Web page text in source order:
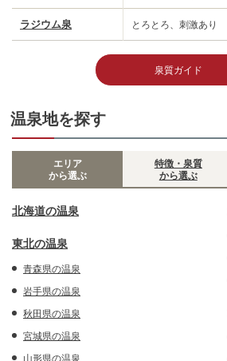
ラジウム泉 とろとろ、刺激あり
泉質ガイド
温泉地を探す
エリア
から選ぶ
特徴・泉質
から選ぶ
北海道の温泉
東北の温泉
青森県の温泉
岩手県の温泉
秋田県の温泉
宮城県の温泉
山形県の温泉